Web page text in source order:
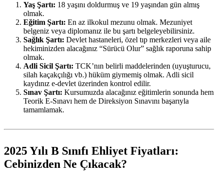
Yaş Şartı: 18 yaşını doldurmuş ve 19 yaşından gün almış
olmak.
Eğitim Şartı: En az ilkokul mezunu olmak. Mezuniyet
belgeniz veya diplomanız ile bu şartı belgeleyebilirsiniz.
Sağlık Şartı: Devlet hastaneleri, özel tıp merkezleri veya aile
hekiminizden alacağınız “Sürücü Olur” sağlık raporuna sahip
olmak.
Adli Sicil Şartı: TCK’nın belirli maddelerinden (uyuşturucu,
silah kaçakçılığı vb.) hüküm giymemiş olmak. Adli sicil
kaydınız e-devlet üzerinden kontrol edilir.
Sınav Şartı: Kursumuzda alacağınız eğitimlerin sonunda hem
Teorik E-Sınavı hem de Direksiyon Sınavını başarıyla
tamamlamak.
2025 Yılı B Sınıfı Ehliyet Fiyatları:
Cebinizden Ne Çıkacak?